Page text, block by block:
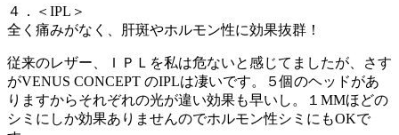
４．＜IPL＞
全く痛みがなく、肝斑やホルモン性に効果抜群！
従来のレザー、ＩＰＬを私は危ないと感じてましたが、さす
がVENUS CONCEPT のIPLは凄いです。５個のヘッドがあ
りますからそれぞれの光が違い効果も早いし。１MMほどの
シミにしか効果ありませんのでホルモン性シミにもOKで